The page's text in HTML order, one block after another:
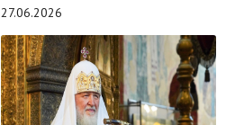
27.06.2026